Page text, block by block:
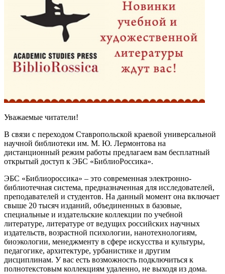
Уважаемые читатели!
В связи с переходом Ставропольской краевой универсальной
научной библиотеки им. М. Ю. Лермонтова на
дистанционный режим работы предлагаем вам бесплатный
открытый доступ к ЭБС «БиблиоРоссика».
ЭБС «Библиороссика» – это современная электронно-
библиотечная система, предназначенная для исследователей,
преподавателей и студентов. На данный момент она включает
свыше 20 тысяч изданий, объединенных в базовые,
специальные и издательские коллекции по учебной
литературе, литературе от ведущих российских научных
издательств, возрастной психологии, нанотехнологиям,
биоэкологии, менеджменту в сфере искусства и культуры,
педагогике, архитектуре, урбанистике и другим
дисциплинам. У вас есть возможность подключиться к
полнотекстовым коллекциям удаленно, не выходя из дома.